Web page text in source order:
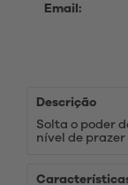
Email:
Descrição
Solta o poder
nível de prazer